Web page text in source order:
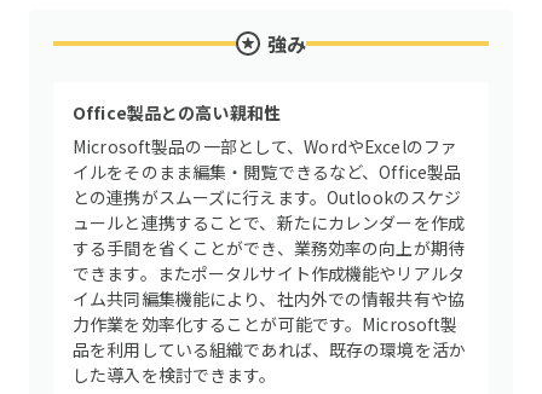
強み
Office製品との高い親和性
Microsoft製品の一部として、WordやExcelのファ
イルをそのまま編集・閲覧できるなど、Office製品
との連携がスムーズに行えます。Outlookのスケジ
ュールと連携することで、新たにカレンダーを作成
する手間を省くことができ、業務効率の向上が期待
できます。またポータルサイト作成機能やリアルタ
イム共同編集機能により、社内外での情報共有や協
力作業を効率化することが可能です。Microsoft製
品を利用している組織であれば、既存の環境を活か
した導入を検討できます。